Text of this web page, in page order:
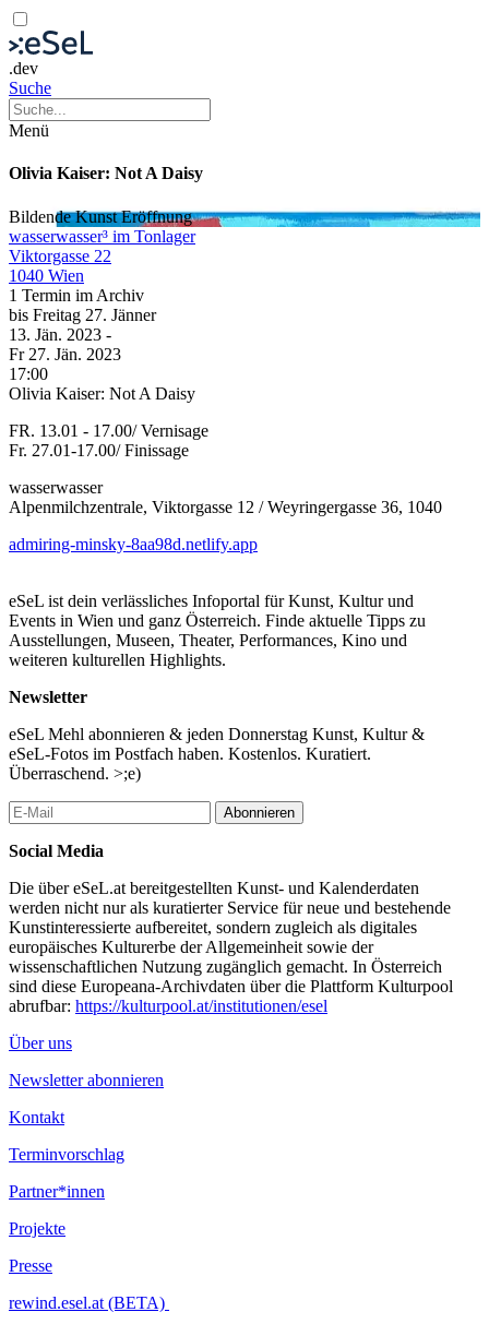
.dev
Suche
Menü
Olivia Kaiser: Not A Daisy
Bildende KunstEröffnung
wasserwasser³ im Tonlager
Viktorgasse 22
1040 Wien
1 Termin im Archiv
bis Freitag 27. Jänner
13. Jän. 2023 -
Fr 27. Jän. 2023
17:00
Olivia Kaiser: Not A Daisy
FR. 13.01 - 17.00/ Vernisage
Fr. 27.01-17.00/ Finissage
wasserwasser
Alpenmilchzentrale, Viktorgasse 12 / Weyringergasse 36, 1040
admiring-minsky-8aa98d.netlify.app
eSeL ist dein verlässliches Infoportal für Kunst, Kultur und
Events in Wien und ganz Österreich. Finde aktuelle Tipps zu
Ausstellungen, Museen, Theater, Performances, Kino und
weiteren kulturellen Highlights.
Newsletter
eSeL Mehl abonnieren & jeden Donnerstag Kunst, Kultur &
eSeL-Fotos im Postfach haben. Kostenlos. Kuratiert.
Überraschend. >;e)
Abonnieren
Social Media
Die über eSeL.at bereitgestellten Kunst- und Kalenderdaten
werden nicht nur als kuratierter Service für neue und bestehende
Kunstinteressierte aufbereitet, sondern zugleich als digitales
europäisches Kulturerbe der Allgemeinheit sowie der
wissenschaftlichen Nutzung zugänglich gemacht. In Österreich
sind diese Europeana-Archivdaten über die Plattform Kulturpool
abrufbar: https://kulturpool.at/institutionen/esel
Über uns
Newsletter abonnieren
Kontakt
Terminvorschlag
Partner*innen
Projekte
Presse
rewind.esel.at (BETA)